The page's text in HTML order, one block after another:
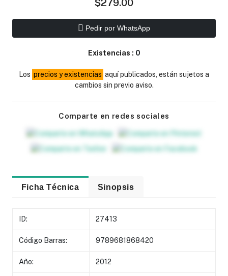
$279.00
Pedir por WhatsApp
Existencias : 0
Los precios y existencias aquí publicados, están sujetos a
cambios sin previo aviso.
Comparte en redes sociales
Ficha Técnica Sinopsis
ID: 27413
Código Barras: 9789681868420
Año: 2012